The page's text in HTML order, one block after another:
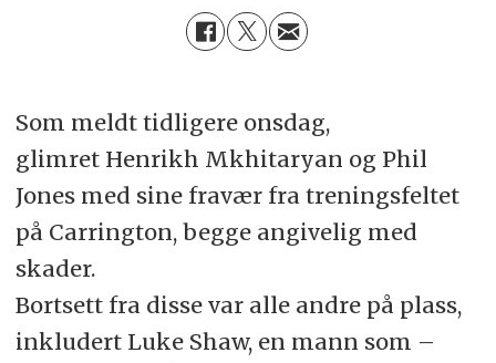
Som meldt tidligere onsdag,
glimret Henrikh Mkhitaryan og Phil
Jones med sine fravær fra treningsfeltet
på Carrington, begge angivelig med
skader.
Bortsett fra disse var alle andre på plass,
inkludert Luke Shaw, en mann som –